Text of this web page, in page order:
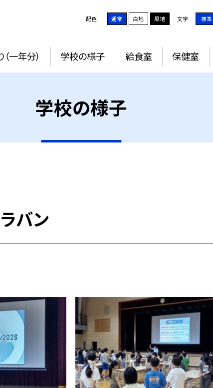
配色 通常 白地 黒地 文字 標準
一年分） 学校の様子 給食室 保健室
学校の様子
バン